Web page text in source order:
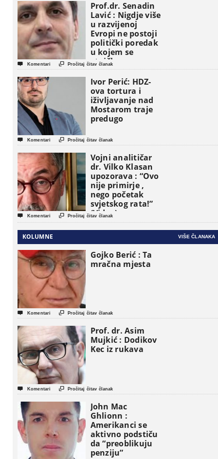
Prof.dr. Senadin
Lavić : Nigdje više
u razvijenoj
Evropi ne postoji
politički poredak
u kojem se
etničke grupe
pojavljuju kao
osnovne
političke jedinice
 Komentari  Pročitaj čitav članak
Ivor Perić: HDZ-
ova tortura i
iživljavanje nad
Mostarom traje
predugo
 Komentari  Pročitaj čitav članak
Vojni analitičar
dr. Vilko Klasan
upozorava : “Ovo
nije primirje ,
nego početak
svjetskog rata!”
(Video)
 Komentari  Pročitaj čitav članak
KOLUMNE VIŠE ČLANAKA
Gojko Berić : Ta
mračna mjesta
 Komentari  Pročitaj čitav članak
Prof. dr. Asim
Mujkić : Dodikov
Kec iz rukava
 Komentari  Pročitaj čitav članak
John Mac
Ghlionn :
Amerikanci se
aktivno podstiču
da “preoblikuju
penziju”